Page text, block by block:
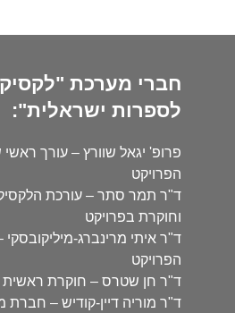
חברי מערכת
לספרות ישראלית":
פרופ' יגאל שוורץ – עורך
הפרויקט
ד"ר תמר סתר – עורכת
וחוקרת בפרויקט
ד"ר איתי מרינברג-
הפרויקט
ד"ר חן שטרס – חוקרת ראשית
ד"ר מוריה דיין-קודיש – חברת